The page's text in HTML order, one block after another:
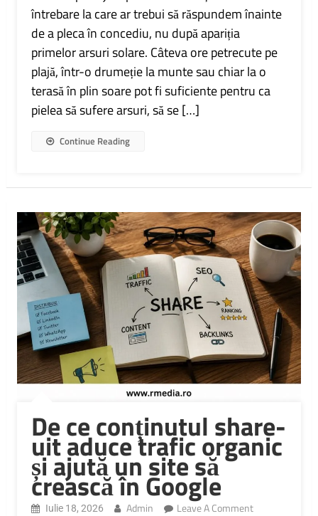
Pielea
Ce
Creme
Pentru
întrebare la care ar trebui să răspundem înainte
de a pleca în concediu, nu după apariția
primelor arsuri solare. Câteva ore petrecute pe
plajă, într-o drumeție la munte sau chiar la o
terasă în plin soare pot fi suficiente pentru ca
pielea să sufere arsuri, să se […]
Continue Reading
De ce conținutul share-
uit aduce trafic organic
și ajută un site să
crească în Google
Iulie 18, 2026 Admin Leave A CommentOn